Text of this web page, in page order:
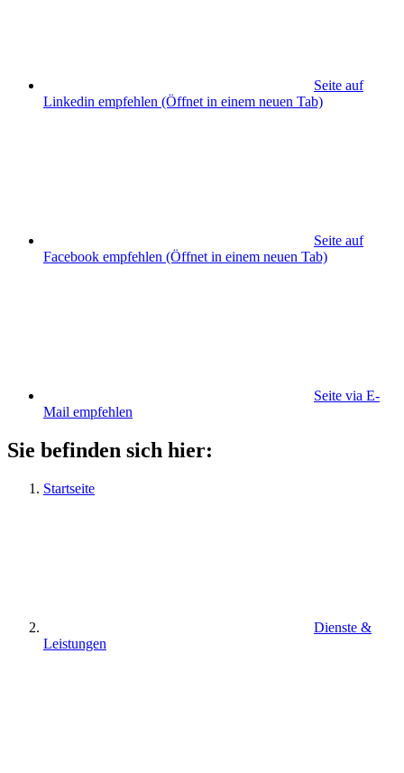
Seite auf
Linkedin empfehlen (Öffnet in einem neuen Tab)
Seite auf
Facebook empfehlen (Öffnet in einem neuen Tab)
Seite via E-
Mail empfehlen
Sie befinden sich hier:
Startseite
Dienste &
Leistungen